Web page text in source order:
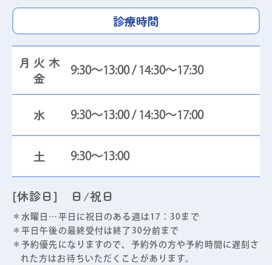
診療時間
月火木
金
9:30～13:00 / 14:30～17:30
水 9:30～13:00 / 14:30～17:00
土 9:30～13:00
[休診日] 日/祝日
＊水曜日…平日に祝日のある週は17：30まで
＊平日午後の最終受付は終了30分前まで
＊予約優先になりますので、予約外の方や予約時間に遅刻さ
れた方はお待ちいただくことがあります。